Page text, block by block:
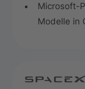
Microsoft-
Modelle in